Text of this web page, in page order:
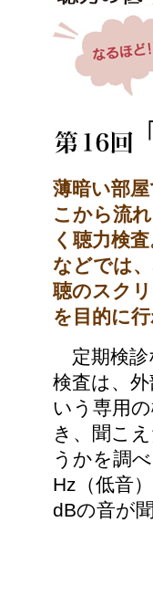
薄暗い部
こから流
く聴力検
などでは
聴のスク
を目的に
定期検診
検査は、
いう専用
き、聞こ
うかを調
Hz（低音
dBの音が